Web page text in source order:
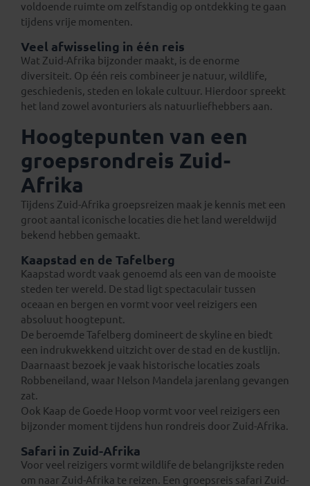
voldoende ruimte om zelfstandig op ontdekking te gaan
tijdens vrije momenten.
Veel afwisseling in één reis
Wat Zuid-Afrika bijzonder maakt, is de enorme
diversiteit. Op één reis combineer je natuur, wildlife,
geschiedenis, steden en lokale cultuur. Hierdoor spreekt
het land zowel avonturiers als natuurliefhebbers aan.
Hoogtepunten van een
groepsrondreis Zuid-
Afrika
Tijdens Zuid-Afrika groepsreizen maak je kennis met een
groot aantal iconische locaties die het land wereldwijd
bekend hebben gemaakt.
Kaapstad en de Tafelberg
Kaapstad wordt vaak genoemd als een van de mooiste
steden ter wereld. De stad ligt spectaculair tussen
oceaan en bergen en vormt voor veel reizigers een
absoluut hoogtepunt.
De beroemde Tafelberg domineert de skyline en biedt
een indrukwekkend uitzicht over de stad en de kustlijn.
Daarnaast bezoek je vaak historische locaties zoals
Robbeneiland, waar Nelson Mandela jarenlang gevangen
zat.
Ook Kaap de Goede Hoop vormt voor veel reizigers een
bijzonder moment tijdens hun rondreis door Zuid-Afrika.
Safari in Zuid-Afrika
Voor veel reizigers vormt wildlife de belangrijkste reden
om naar Zuid-Afrika te reizen. Een groepsreis safari Zuid-